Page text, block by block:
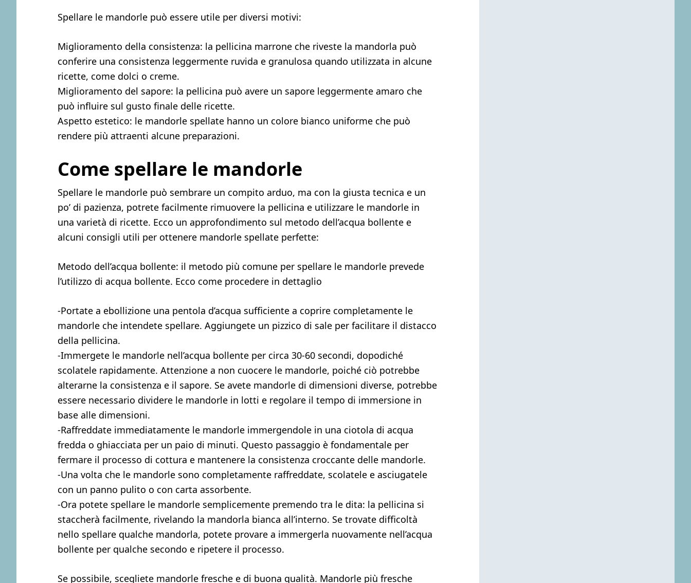
Spellare le mandorle può essere utile per diversi motivi:
Miglioramento della consistenza: la pellicina marrone che riveste la mandorla può
conferire una consistenza leggermente ruvida e granulosa quando utilizzata in alcune
ricette, come dolci o creme.
Miglioramento del sapore: la pellicina può avere un sapore leggermente amaro che
può influire sul gusto finale delle ricette.
Aspetto estetico: le mandorle spellate hanno un colore bianco uniforme che può
rendere più attraenti alcune preparazioni.
Come spellare le mandorle
Spellare le mandorle può sembrare un compito arduo, ma con la giusta tecnica e un
po’ di pazienza, potrete facilmente rimuovere la pellicina e utilizzare le mandorle in
una varietà di ricette. Ecco un approfondimento sul metodo dell’acqua bollente e
alcuni consigli utili per ottenere mandorle spellate perfette:
Metodo dell’acqua bollente: il metodo più comune per spellare le mandorle prevede
l’utilizzo di acqua bollente. Ecco come procedere in dettaglio
-Portate a ebollizione una pentola d’acqua sufficiente a coprire completamente le
mandorle che intendete spellare. Aggiungete un pizzico di sale per facilitare il distacco
della pellicina.
-Immergete le mandorle nell’acqua bollente per circa 30-60 secondi, dopodiché
scolatele rapidamente. Attenzione a non cuocere le mandorle, poiché ciò potrebbe
alterarne la consistenza e il sapore. Se avete mandorle di dimensioni diverse, potrebbe
essere necessario dividere le mandorle in lotti e regolare il tempo di immersione in
base alle dimensioni.
-Raffreddate immediatamente le mandorle immergendole in una ciotola di acqua
fredda o ghiacciata per un paio di minuti. Questo passaggio è fondamentale per
fermare il processo di cottura e mantenere la consistenza croccante delle mandorle.
-Una volta che le mandorle sono completamente raffreddate, scolatele e asciugatele
con un panno pulito o con carta assorbente.
-Ora potete spellare le mandorle semplicemente premendo tra le dita: la pellicina si
staccherà facilmente, rivelando la mandorla bianca all’interno. Se trovate difficoltà
nello spellare qualche mandorla, potete provare a immergerla nuovamente nell’acqua
bollente per qualche secondo e ripetere il processo.
Se possibile, scegliete mandorle fresche e di buona qualità. Mandorle più fresche